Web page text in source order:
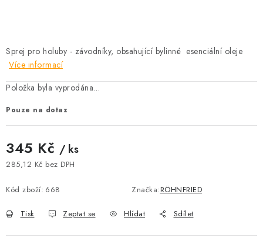
VÝPRODEJ
ZNAČKY
Slevy Naše prodejna
Podmínky ochrany osobních údajů
Sprej pro holuby - závodníky, obsahující bylinné esenciální oleje
Více informací
Položka byla vyprodána…
Pouze na dotaz
345 Kč / ks
285,12 Kč bez DPH
Kód zboží: 668 Značka:RÖHNFRIED
Tisk Zeptat se Hlídat Sdílet